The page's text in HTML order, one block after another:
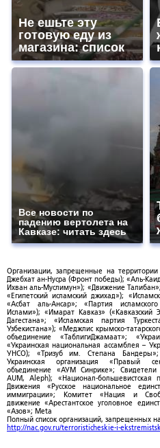
Не ешьте эту
готовую еду из
магазина: список
Все новости по
падению вертолета на
Кавказе: читать здесь
Организации, запрещенные на
Джебхат ан-Нусра (Фронт победы); «Аль-
Ихван аль-Муслимун»); «Движение
«Египетский исламский джихад»);
«Асбат аль-Ансар»; «Партия
Ислами»); «Имарат Кавказ» («Кавказский
Дагестана»; «Исламская партия
Узбекистана»); «Меджлис крымско-
объединение «ТаблигиДжамаат»;
«Украинская национальная ассамблея –
УНСО); «Тризуб им. Степана Бандеры»;
Украинская организация «Правый
объединение «АУМ Синрике»;
AUM, Aleph); «Национал-большевистская
Движения «Русское национальное
иммиграции»; Комитет «Нация и
движение «Арестантское уголовное
«Азов»; Meta
Полный список организаций, запрещенных
http://nac.gov.ru/terroristicheskie-i-